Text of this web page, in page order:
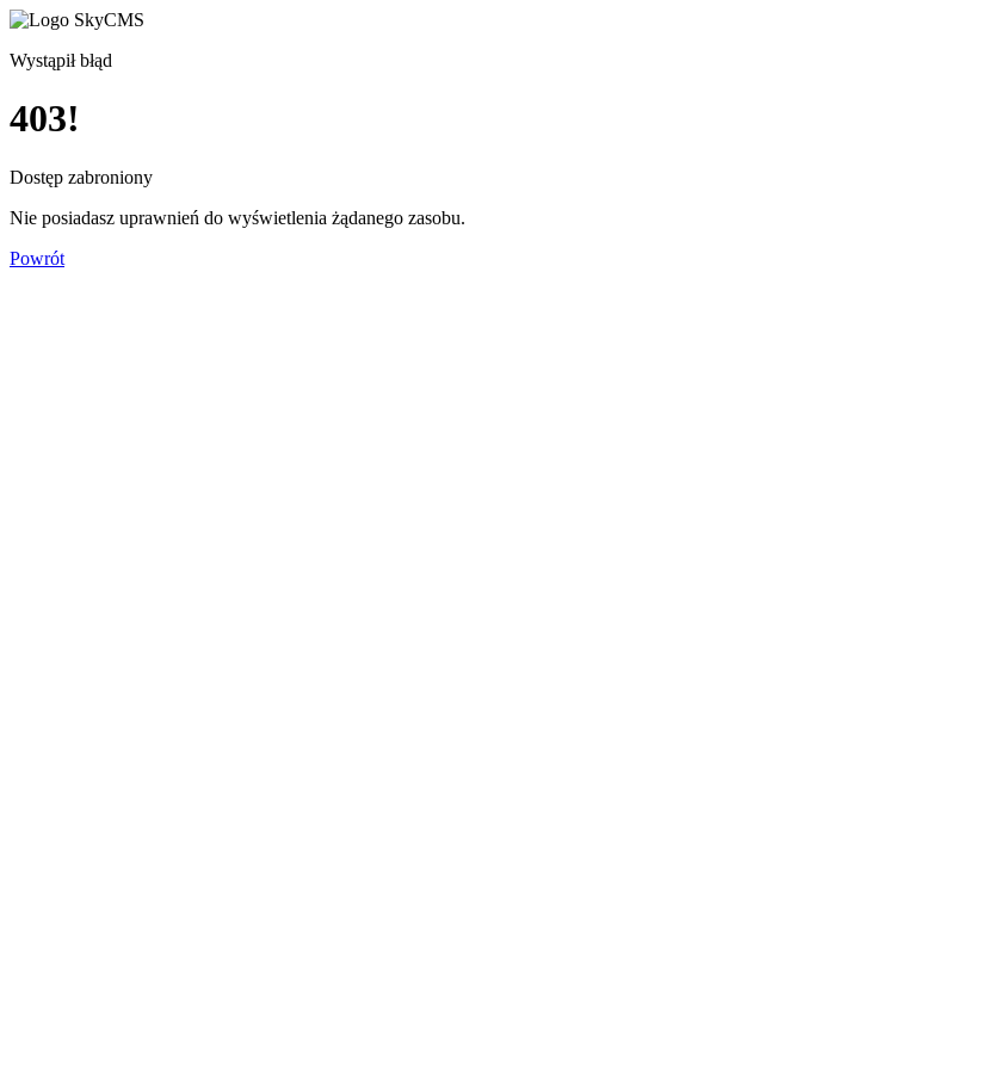
Wystąpił błąd
403!
Dostęp zabroniony
Nie posiadasz uprawnień do wyświetlenia żądanego zasobu.
Powrót